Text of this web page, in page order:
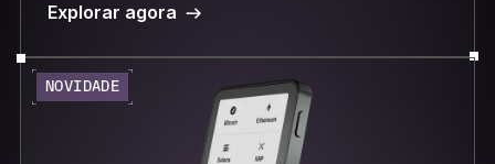
Explorar agora
NOVIDADE